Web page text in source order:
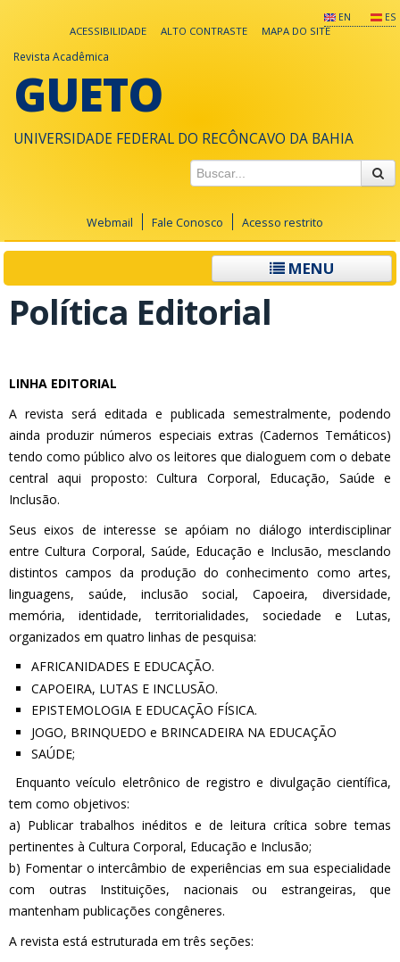
EN ES
ACESSIBILIDADE ALTO CONTRASTE MAPA DO SITE
Revista Acadêmica
GUETO
UNIVERSIDADE FEDERAL DO RECÔNCAVO DA BAHIA
Webmail Fale Conosco Acesso restrito
MENU
Política Editorial
LINHA EDITORIAL
A revista será editada e publicada semestralmente, podendo
ainda produzir números especiais extras (Cadernos Temáticos)
tendo como público alvo os leitores que dialoguem com o debate
central aqui proposto: Cultura Corporal, Educação, Saúde e
Inclusão.
Seus eixos de interesse se apóiam no diálogo interdisciplinar
entre Cultura Corporal, Saúde, Educação e Inclusão, mesclando
distintos campos da produção do conhecimento como artes,
linguagens, saúde, inclusão social, Capoeira, diversidade,
memória, identidade, territorialidades, sociedade e Lutas,
organizados em quatro linhas de pesquisa:
AFRICANIDADES E EDUCAÇÃO.
CAPOEIRA, LUTAS E INCLUSÃO.
EPISTEMOLOGIA E EDUCAÇÃO FÍSICA.
JOGO, BRINQUEDO e BRINCADEIRA NA EDUCAÇÃO
SAÚDE;
Enquanto veículo eletrônico de registro e divulgação científica,
tem como objetivos:
a) Publicar trabalhos inéditos e de leitura crítica sobre temas
pertinentes à Cultura Corporal, Educação e Inclusão;
b) Fomentar o intercâmbio de experiências em sua especialidade
com outras Instituições, nacionais ou estrangeiras, que
mantenham publicações congêneres.
A revista está estruturada em três seções: